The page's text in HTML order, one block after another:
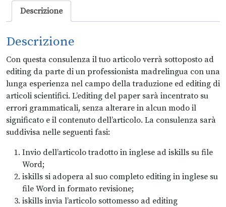
Descrizione
Descrizione
Con questa consulenza il tuo articolo verrà sottoposto ad
editing da parte di un professionista madrelingua con una
lunga esperienza nel campo della traduzione ed editing di
articoli scientifici. L’editing del paper sarà incentrato su
errori grammaticali, senza alterare in alcun modo il
significato e il contenuto dell’articolo. La consulenza sarà
suddivisa nelle seguenti fasi:
Invio dell’articolo tradotto in inglese ad iskills su file
Word;
iskills si adopera al suo completo editing in inglese su
file Word in formato revisione;
iskills invia l’articolo sottomesso ad editing